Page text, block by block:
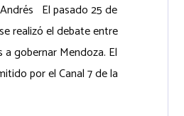
El pasado 25 de
realizó el debate entre
gobernar Mendoza. El
por el Canal 7 de la